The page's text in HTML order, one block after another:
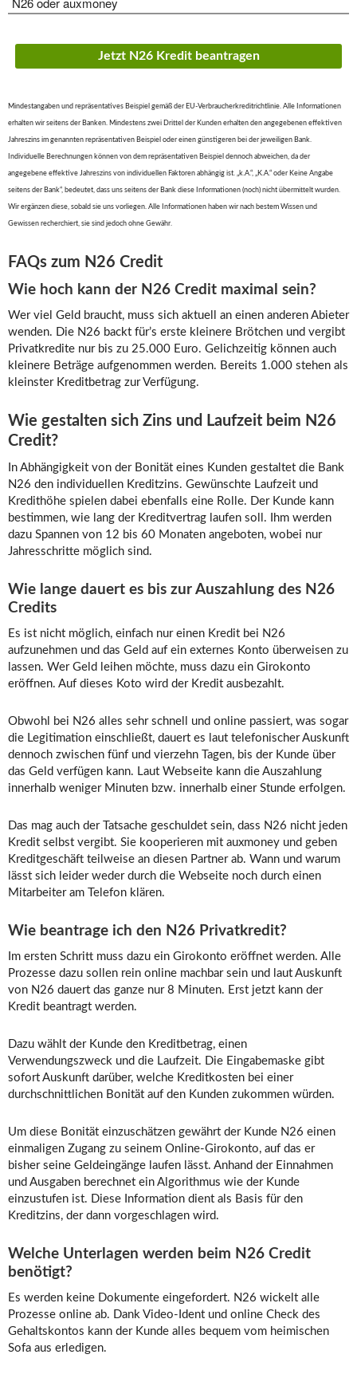
Jetzt N26 Kredit beantragen
Mindestangaben und repräsentatives Beispiel gemäß der EU-Verbraucherkreditrichtlinie. Alle Informationen
erhalten wir seitens der Banken. Mindestens zwei Drittel der Kunden erhalten den angegebenen effektiven
Jahreszins im genannten repräsentativen Beispiel oder einen günstigeren bei der jeweiligen Bank.
Individuelle Berechnungen können von dem repräsentativen Beispiel dennoch abweichen, da der
angegebene effektive Jahreszins von individuellen Faktoren abhängig ist. „k.A.“, „K.A.“ oder Keine Angabe
seitens der Bank“, bedeutet, dass uns seitens der Bank diese Informationen (noch) nicht übermittelt wurden.
Wir ergänzen diese, sobald sie uns vorliegen. Alle Informationen haben wir nach bestem Wissen und
Gewissen recherchiert, sie sind jedoch ohne Gewähr.
FAQs zum N26 Credit
Wie hoch kann der N26 Credit maximal sein?
Wer viel Geld braucht, muss sich aktuell an einen anderen Abieter
wenden. Die N26 backt für’s erste kleinere Brötchen und vergibt
Privatkredite nur bis zu 25.000 Euro. Gelichzeitig können auch
kleinere Beträge aufgenommen werden. Bereits 1.000 stehen als
kleinster Kreditbetrag zur Verfügung.
Wie gestalten sich Zins und Laufzeit beim N26
Credit?
In Abhängigkeit von der Bonität eines Kunden gestaltet die Bank
N26 den individuellen Kreditzins. Gewünschte Laufzeit und
Kredithöhe spielen dabei ebenfalls eine Rolle. Der Kunde kann
bestimmen, wie lang der Kreditvertrag laufen soll. Ihm werden
dazu Spannen von 12 bis 60 Monaten angeboten, wobei nur
Jahresschritte möglich sind.
Wie lange dauert es bis zur Auszahlung des N26
Credits
Es ist nicht möglich, einfach nur einen Kredit bei N26
aufzunehmen und das Geld auf ein externes Konto überweisen zu
lassen. Wer Geld leihen möchte, muss dazu ein Girokonto
eröffnen. Auf dieses Koto wird der Kredit ausbezahlt.
Obwohl bei N26 alles sehr schnell und online passiert, was sogar
die Legitimation einschließt, dauert es laut telefonischer Auskunft
dennoch zwischen fünf und vierzehn Tagen, bis der Kunde über
das Geld verfügen kann. Laut Webseite kann die Auszahlung
innerhalb weniger Minuten bzw. innerhalb einer Stunde erfolgen.
Das mag auch der Tatsache geschuldet sein, dass N26 nicht jeden
Kredit selbst vergibt. Sie kooperieren mit auxmoney und geben
Kreditgeschäft teilweise an diesen Partner ab. Wann und warum
lässt sich leider weder durch die Webseite noch durch einen
Mitarbeiter am Telefon klären.
Wie beantrage ich den N26 Privatkredit?
Im ersten Schritt muss dazu ein Girokonto eröffnet werden. Alle
Prozesse dazu sollen rein online machbar sein und laut Auskunft
von N26 dauert das ganze nur 8 Minuten. Erst jetzt kann der
Kredit beantragt werden.
Dazu wählt der Kunde den Kreditbetrag, einen
Verwendungszweck und die Laufzeit. Die Eingabemaske gibt
sofort Auskunft darüber, welche Kreditkosten bei einer
durchschnittlichen Bonität auf den Kunden zukommen würden.
Um diese Bonität einzuschätzen gewährt der Kunde N26 einen
einmaligen Zugang zu seinem Online-Girokonto, auf das er
bisher seine Geldeingänge laufen lässt. Anhand der Einnahmen
und Ausgaben berechnet ein Algorithmus wie der Kunde
einzustufen ist. Diese Information dient als Basis für den
Kreditzins, der dann vorgeschlagen wird.
Welche Unterlagen werden beim N26 Credit
benötigt?
Es werden keine Dokumente eingefordert. N26 wickelt alle
Prozesse online ab. Dank Video-Ident und online Check des
Gehaltskontos kann der Kunde alles bequem vom heimischen
Sofa aus erledigen.